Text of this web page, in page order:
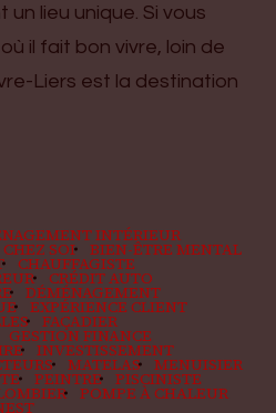
lieu unique. Si vous
il fait bon vivre, loin de
Liers est la destination
INTÉRIEUR
SOI BIEN-ÊTRE MENTAL
CHAUFFAGISTE
CRÉDIT AUTO
DÉMÉNAGEMENT
EXPÉRIENCE CLIENT
FAÇADIER
GESTION FINANCE
INVESTISSEMENT
MATELAS MENUISIER
PEINTRE PISCINISTE
POMPE À CHALEUR